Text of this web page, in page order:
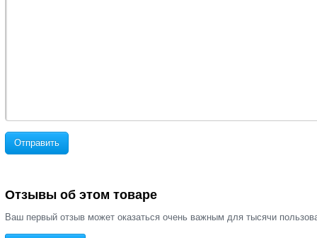
Отправить
Отзывы об этом товаре
Ваш первый отзыв может оказаться очень важным для тысячи